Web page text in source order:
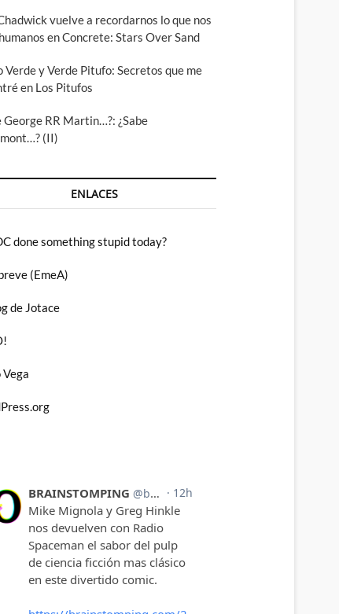
vuelve a recordarnos lo que nos
en Concrete: Stars Over Sand
Verde y Verde Pitufo: Secretos que me
en Los Pitufos
George RR Martin…?: ¿Sabe
(II)
ENLACES
done something stupid today?
(EmeA)
de Jotace
Vega